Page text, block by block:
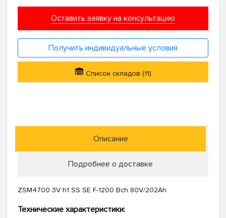
Оставить заявку на консультацию
Получить индивидуальные условия
Список складов (11)
Описание
Подробнее о доставке
ZSM4700 3V h1 SS SE F-1200 Bch 80V/202Ah
Технические характеристики: